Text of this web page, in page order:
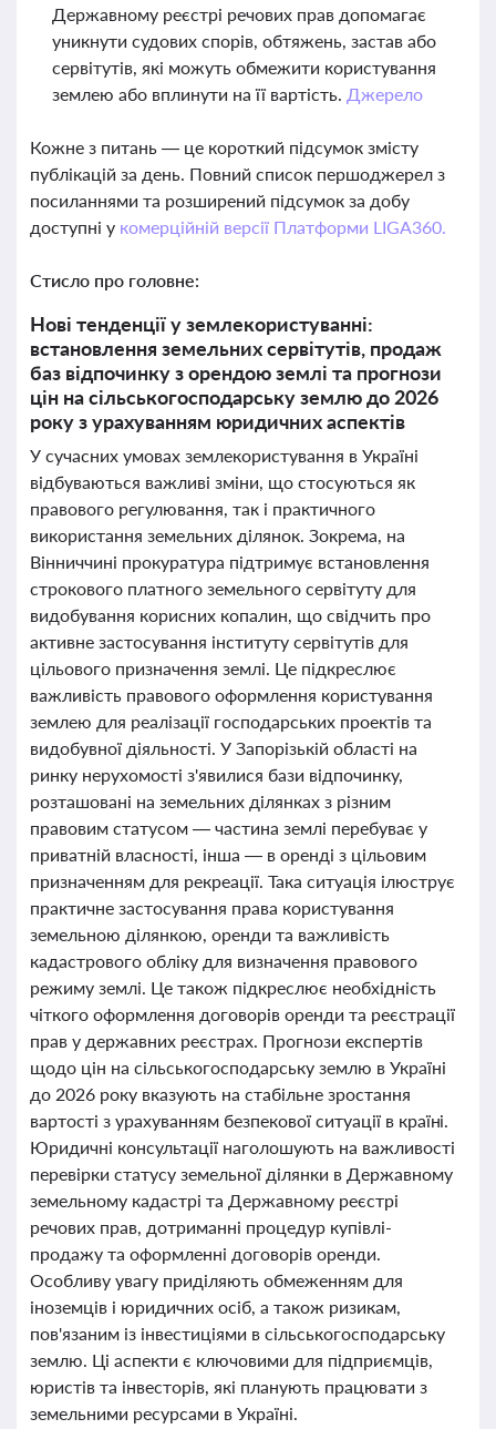
Державному реєстрі речових прав допомагає
уникнути судових спорів, обтяжень, застав або
сервітутів, які можуть обмежити користування
землею або вплинути на її вартість. Джерело
Кожне з питань — це короткий підсумок змісту
публікацій за день. Повний список першоджерел з
посиланнями та розширений підсумок за добу
доступні у комерційній версії Платформи LIGA360.
Стисло про головне:
Нові тенденції у землекористуванні:
встановлення земельних сервітутів, продаж
баз відпочинку з орендою землі та прогнози
цін на сільськогосподарську землю до 2026
року з урахуванням юридичних аспектів
У сучасних умовах землекористування в Україні
відбуваються важливі зміни, що стосуються як
правового регулювання, так і практичного
використання земельних ділянок. Зокрема, на
Вінниччині прокуратура підтримує встановлення
строкового платного земельного сервітуту для
видобування корисних копалин, що свідчить про
активне застосування інституту сервітутів для
цільового призначення землі. Це підкреслює
важливість правового оформлення користування
землею для реалізації господарських проектів та
видобувної діяльності. У Запорізькій області на
ринку нерухомості з'явилися бази відпочинку,
розташовані на земельних ділянках з різним
правовим статусом — частина землі перебуває у
приватній власності, інша — в оренді з цільовим
призначенням для рекреації. Така ситуація ілюструє
практичне застосування права користування
земельною ділянкою, оренди та важливість
кадастрового обліку для визначення правового
режиму землі. Це також підкреслює необхідність
чіткого оформлення договорів оренди та реєстрації
прав у державних реєстрах. Прогнози експертів
щодо цін на сільськогосподарську землю в Україні
до 2026 року вказують на стабільне зростання
вартості з урахуванням безпекової ситуації в країні.
Юридичні консультації наголошують на важливості
перевірки статусу земельної ділянки в Державному
земельному кадастрі та Державному реєстрі
речових прав, дотриманні процедур купівлі-
продажу та оформленні договорів оренди.
Особливу увагу приділяють обмеженням для
іноземців і юридичних осіб, а також ризикам,
пов'язаним із інвестиціями в сільськогосподарську
землю. Ці аспекти є ключовими для підприємців,
юристів та інвесторів, які планують працювати з
земельними ресурсами в Україні.